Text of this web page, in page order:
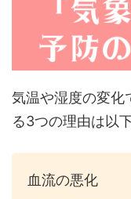
気温や湿度の変化
る3つの理由は以
血流の悪化